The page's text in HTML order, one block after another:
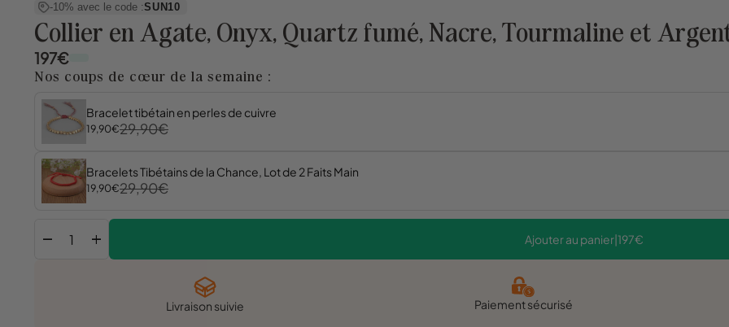
-10% avec le code :SUN10
Collier en Agate, Onyx, Quartz fumé, Nacre, Tourmaline et
197€
Nos coups de cœur de la semaine :
Bracelet tibétain en perles de cuivre
19,90€29,90€
Bracelets Tibétains de la Chance, Lot de 2 Faits Main
19,90€29,90€
remove add Ajouter au panier|197€
Livraison suivie Paiement sécurisé